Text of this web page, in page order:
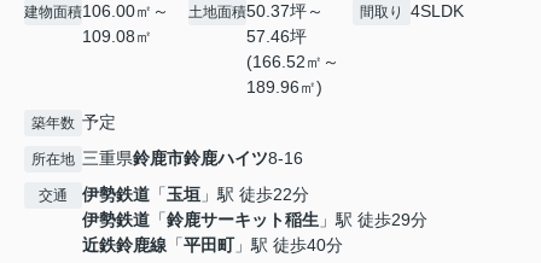
建物面積106.00㎡～
109.08㎡
土地面積50.37坪～
57.46坪
(166.52㎡～
189.96㎡)
間取り 4SLDK
築年数 予定
所在地 三重県鈴鹿市鈴鹿ハイツ8-16
交通 伊勢鉄道 「玉垣 」駅 徒歩22分
伊勢鉄道 「鈴鹿サーキット稲生 」駅 徒歩29分
近鉄鈴鹿線 「平田町」駅 徒歩40分